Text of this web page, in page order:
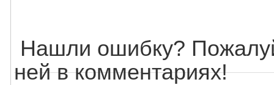
Нашли ошибку?
ней в комментариях!